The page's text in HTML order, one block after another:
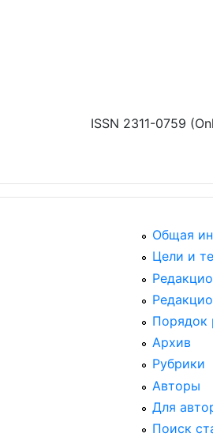
ISSN 2311-0759
Общая
Цели и
Порядок
Архив
Рубрики
Авторы
Для
Поиск